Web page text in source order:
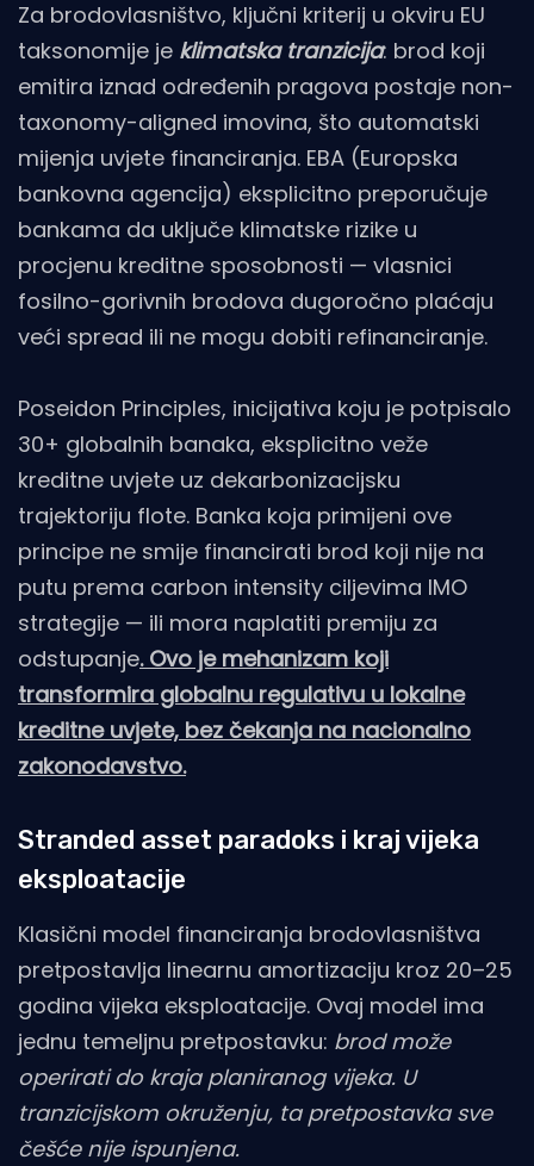
Za brodovlasništvo, ključni kriterij u okviru EU
taksonomije je klimatska tranzicija: brod koji
emitira iznad određenih pragova postaje non-
taxonomy-aligned imovina, što automatski
mijenja uvjete financiranja. EBA (Europska
bankovna agencija) eksplicitno preporučuje
bankama da uključe klimatske rizike u
procjenu kreditne sposobnosti — vlasnici
fosilno-gorivnih brodova dugoročno plaćaju
veći spread ili ne mogu dobiti refinanciranje.
Poseidon Principles, inicijativa koju je potpisalo
30+ globalnih banaka, eksplicitno veže
kreditne uvjete uz dekarbonizacijsku
trajektoriju flote. Banka koja primijeni ove
principe ne smije financirati brod koji nije na
putu prema carbon intensity ciljevima IMO
strategije — ili mora naplatiti premiju za
odstupanje. Ovo je mehanizam koji
transformira globalnu regulativu u lokalne
kreditne uvjete, bez čekanja na nacionalno
zakonodavstvo.
Stranded asset paradoks i kraj vijeka
eksploatacije
Klasični model financiranja brodovlasništva
pretpostavlja linearnu amortizaciju kroz 20–25
godina vijeka eksploatacije. Ovaj model ima
jednu temeljnu pretpostavku: brod može
operirati do kraja planiranog vijeka. U
tranzicijskom okruženju, ta pretpostavka sve
češće nije ispunjena.